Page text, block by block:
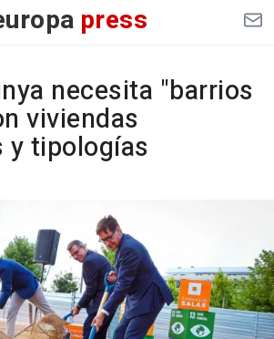
press
necesita "barrios
viviendas
y tipologías